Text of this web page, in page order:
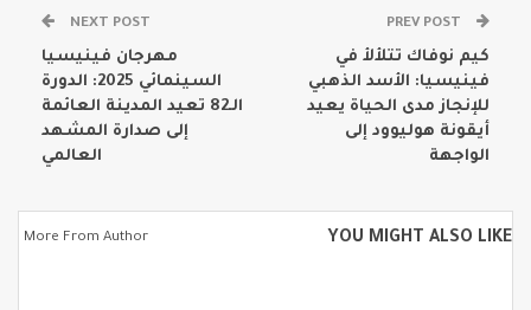
كيم نوفاك تتلألأ في
فينيسيا: الأسد الذهبي
للإنجاز مدى الحياة يعيد
أيقونة هوليوود إلى
الواجهة
NEXT POST
مهرجان فينيسيا
السينمائي 2025: الدورة
الـ82 تعيد المدينة العائمة
إلى صدارة المشهد
العالمي
YOU MIGHT ALSO LIKE
More From Author